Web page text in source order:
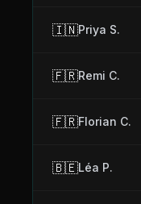
🇮🇳Priya S.
🇫🇷Remi C.
🇫🇷Florian C.
🇧🇪Léa P.